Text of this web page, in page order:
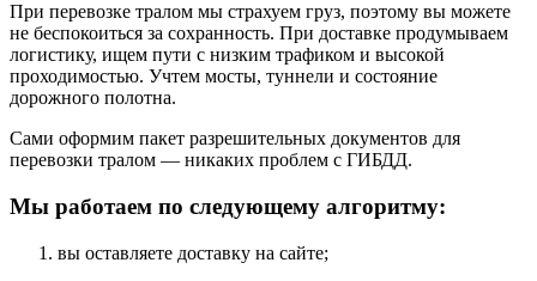
При перевозке тралом мы страхуем груз, поэтому вы можете
не беспокоиться за сохранность. При доставке продумываем
логистику, ищем пути с низким трафиком и высокой
проходимостью. Учтем мосты, туннели и состояние
дорожного полотна.
Сами оформим пакет разрешительных документов для
перевозки тралом — никаких проблем с ГИБДД.
Мы работаем по следующему алгоритму:
вы оставляете доставку на сайте;